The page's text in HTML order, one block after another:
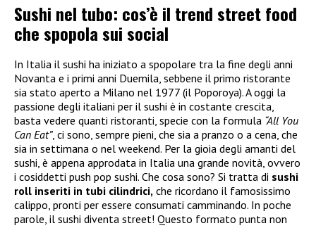
Sushi nel tubo: cos’è il trend street food
che spopola sui social
In Italia il sushi ha iniziato a spopolare tra la fine degli anni
Novanta e i primi anni Duemila, sebbene il primo ristorante
sia stato aperto a Milano nel 1977 (il Poporoya). A oggi la
passione degli italiani per il sushi è in costante crescita,
basta vedere quanti ristoranti, specie con la formula “All You
Can Eat”, ci sono, sempre pieni, che sia a pranzo o a cena, che
sia in settimana o nel weekend. Per la gioia degli amanti del
sushi, è appena approdata in Italia una grande novità, ovvero
i cosiddetti push pop sushi. Che cosa sono? Si tratta di sushi
roll inseriti in tubi cilindrici, che ricordano il famosissimo
calippo, pronti per essere consumati camminando. In poche
parole, il sushi diventa street! Questo formato punta non